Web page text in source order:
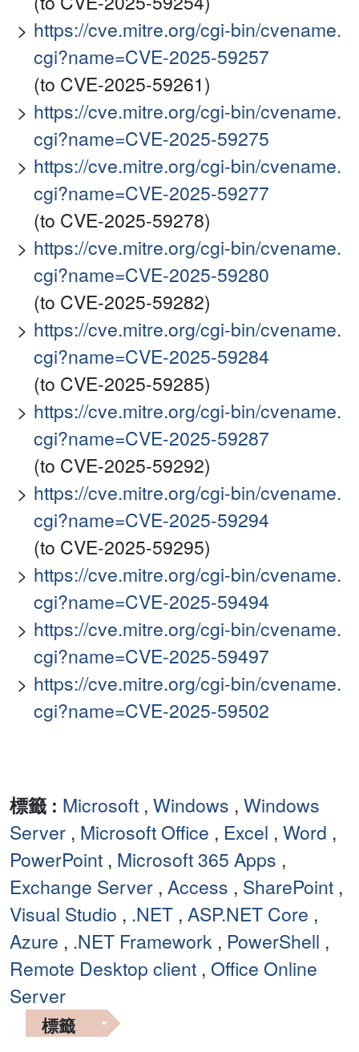
https://cve.mitre.org/cgi-bin/cvename.
cgi?name=CVE-2025-59257
(to CVE-2025-59261)
https://cve.mitre.org/cgi-bin/cvename.
cgi?name=CVE-2025-59275
https://cve.mitre.org/cgi-bin/cvename.
cgi?name=CVE-2025-59277
(to CVE-2025-59278)
https://cve.mitre.org/cgi-bin/cvename.
cgi?name=CVE-2025-59280
(to CVE-2025-59282)
https://cve.mitre.org/cgi-bin/cvename.
cgi?name=CVE-2025-59284
(to CVE-2025-59285)
https://cve.mitre.org/cgi-bin/cvename.
cgi?name=CVE-2025-59287
(to CVE-2025-59292)
https://cve.mitre.org/cgi-bin/cvename.
cgi?name=CVE-2025-59294
(to CVE-2025-59295)
https://cve.mitre.org/cgi-bin/cvename.
cgi?name=CVE-2025-59494
https://cve.mitre.org/cgi-bin/cvename.
cgi?name=CVE-2025-59497
https://cve.mitre.org/cgi-bin/cvename.
cgi?name=CVE-2025-59502
標籤 : Microsoft , Windows , Windows
Server , Microsoft Office , Excel , Word ,
PowerPoint , Microsoft 365 Apps ,
Exchange Server , Access , SharePoint ,
Visual Studio , .NET , ASP.NET Core ,
Azure , .NET Framework , PowerShell ,
Remote Desktop client , Office Online
Server
標籤